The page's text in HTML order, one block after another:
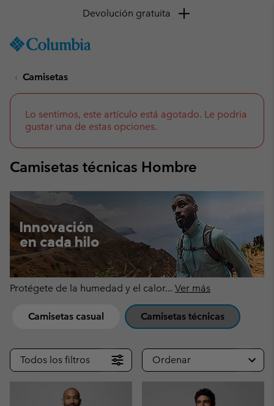
TO
SKIP
NAV
SKIP
TO
SEARCH
Devolución gratuita
Camisetas
Lo sentimos, este artículo está agotado. Le podria
gustar una de estas opciones.
Camisetas técnicas Hombre
Innovación
en cada hilo
Protégete de la humedad y el calor... Ver más
Camisetas casual Camisetas técnicas
Todos los filtros Ordenar